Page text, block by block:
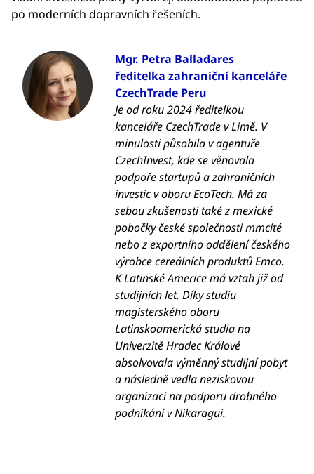
po moderních dopravních řešeních.
Mgr. Petra Balladares
ředitelka zahraniční kanceláře
CzechTrade Peru
Je od roku 2024 ředitelkou
kanceláře CzechTrade v Limě. V
minulosti působila v agentuře
CzechInvest, kde se věnovala
podpoře startupů a zahraničních
investic v oboru EcoTech. Má za
sebou zkušenosti také z mexické
pobočky české společnosti mmcité
nebo z exportního oddělení českého
výrobce cereálních produktů Emco.
K Latinské Americe má vztah již od
studijních let. Díky studiu
magisterského oboru
Latinskoamerická studia na
Univerzitě Hradec Králové
absolvovala výměnný studijní pobyt
a následně vedla neziskovou
organizaci na podporu drobného
podnikání v Nikaragui.